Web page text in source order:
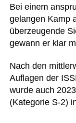
Bei einem
gelangen Kamp
überzeugende
gewann er klar
Nach den
Auflagen der
wurde auch
(Kategorie S-2)